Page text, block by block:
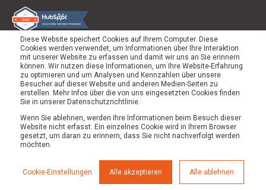
Diese Website speichert Cookies auf Ihrem Computer. Diese
Cookies werden verwendet, um Informationen über Ihre Interaktion
mit unserer Website zu erfassen und damit wir uns an Sie erinnern
können. Wir nutzen diese Informationen, um Ihre Website-Erfahrung
zu optimieren und um Analysen und Kennzahlen über unsere
Besucher auf dieser Website und anderen Medien-Seiten zu
erstellen. Mehr Infos über die von uns eingesetzten Cookies finden
Sie in unserer Datenschutzrichtlinie.
Wenn Sie ablehnen, werden Ihre Informationen beim Besuch dieser
Website nicht erfasst. Ein einzelnes Cookie wird in Ihrem Browser
gesetzt, um daran zu erinnern, dass Sie nicht nachverfolgt werden
möchten.
Cookie-Einstellungen Alle akzeptieren Alle ablehnen
© 2026 Werk von Morgen | Impressum|Datenschutz